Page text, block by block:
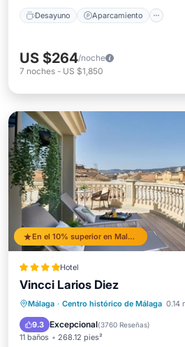
Desayuno Aparcamiento
US $264/noche
7 noches - US $1,850
En el 10% superior en Malaga Historic Centre
Hotel
Vincci Larios Diez
Málaga · Centro histórico de Málaga 0.14
9.3 Excepcional(3760 Reseñas)
11 baños 268.12 pies²
Aparcamiento
Balcón/
Aire acondicionado